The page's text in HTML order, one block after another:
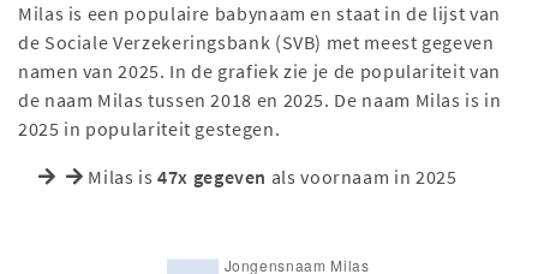
Milas is een populaire babynaam en staat in de lijst van
de Sociale Verzekeringsbank (SVB) met meest gegeven
namen van 2025. In de grafiek zie je de populariteit van
de naam Milas tussen 2018 en 2025. De naam Milas is in
2025 in populariteit gestegen.
Milas is47x gegeven als voornaam in 2025